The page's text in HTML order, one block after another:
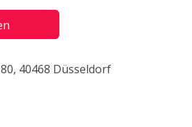
40468 Düsseldorf